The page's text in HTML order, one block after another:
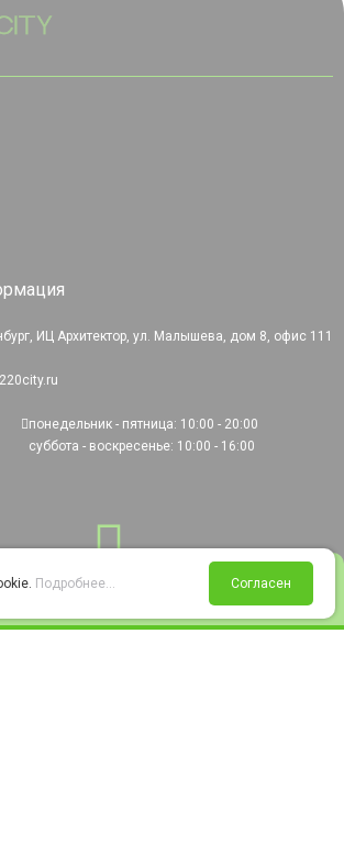
Избранное Корзина
ИЦ Архитектор, ул. Малышева, дом 8, офис 111
понедельник - пятница: 10:00 - 20:00
суббота - воскресенье: 10:00 - 16:00
Подробнее... Согласен